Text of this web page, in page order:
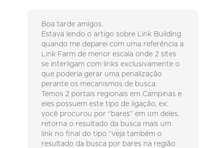
Boa tarde amigos.
Estava lendo o artigo sobre Link Building
quando me deparei com uma referência a
Link Farm de menor escala onde 2 sites
se interligam com links exclusivamente o
que poderia gerar uma penalização
perante os mecanismos de busca.
Temos 2 portais regionais em Campinas e
eles possuem este tipo de ligação, ex:
você procurou por “bares” em um deles,
retorna o resultado da busca mais um
link no final do tipo “veja também o
resultado da busca por bares na região